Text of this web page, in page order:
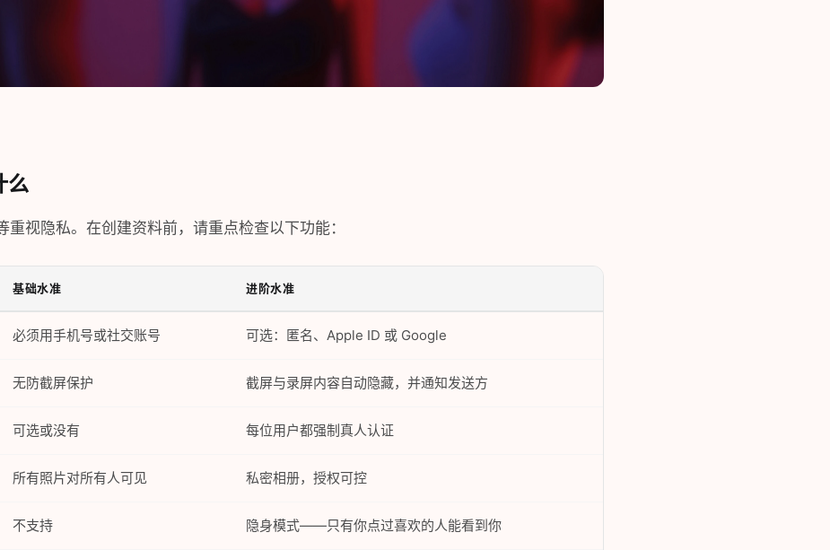
么
视隐私。在创建资料前，请重点检查以下功能：
基础水准 进阶水准
必须用手机号或社交账号 可选：匿名、Apple ID 或 Google
无防截屏保护 截屏与录屏内容自动隐藏，并通知发送方
可选或没有 每位用户都强制真人认证
所有照片对所有人可见 私密相册，授权可控
不支持 隐身模式——只有你点过喜欢的人能看到你